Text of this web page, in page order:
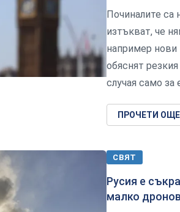
Починалите са
изтъкват, че
например нови
обяснят
случая само
ПРОЧЕТИ ОЩЕ
СВЯТ
Русия е
малко